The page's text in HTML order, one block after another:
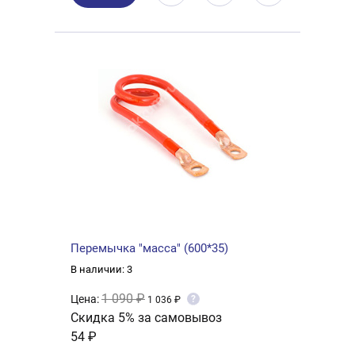
Перемычка "масса" (600*35)
В наличии: 3
Цена:1 090 ₽ 1 036 ₽ ?
Скидка 5% за самовывоз
54 ₽